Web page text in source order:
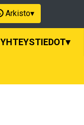
Arkisto▾
YHTEYSTIEDOT▾